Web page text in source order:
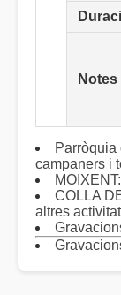
Notes
Parròquia
campaners i
COLLA
altres